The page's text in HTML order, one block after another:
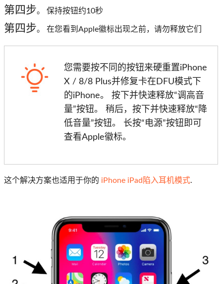
第四步。 保持按钮约10秒
第四步。 在您看到Apple徽标出现之前，请勿释放它们
您需要按不同的按钮来硬重置iPhone
X / 8/8 Plus并修复卡在DFU模式下
的iPhone。 按下并快速释放“调高音
量”按钮。 稍后，按下并快速释放“降
低音量”按钮。 长按“电源”按钮即可
查看Apple徽标。
这个解决方案也适用于你的 iPhone iPad陷入耳机模式.